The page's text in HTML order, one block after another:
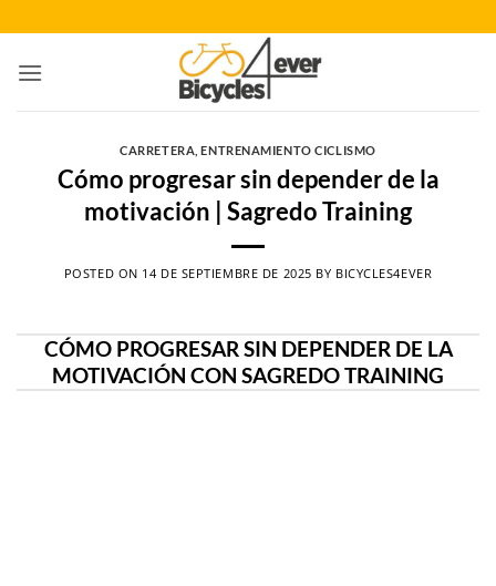
al
contenido
CARRETERA ,ENTRENAMIENTO CICLISMO
Cómo progresar sin depender de la
motivación | Sagredo Training
POSTED ON 14 DE SEPTIEMBRE DE 2025 BY BICYCLES4EVER
CÓMO PROGRESAR SIN DEPENDER DE LA
MOTIVACIÓN CON SAGREDO TRAINING